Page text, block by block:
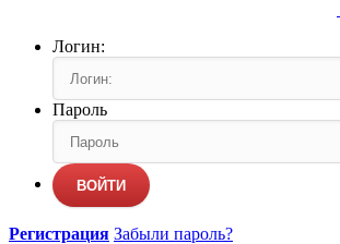
Логин:
Пароль
ВОЙТИ
Регистрация Забыли пароль?